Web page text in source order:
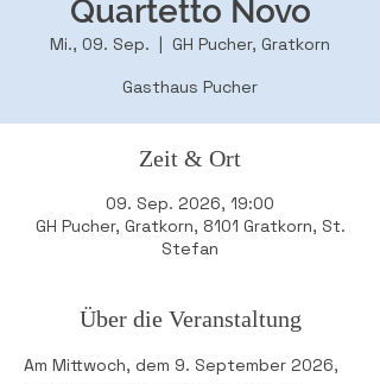
Quartetto Novo
Mi., 09. Sep.
  |
GH Pucher, Gratkorn
Gasthaus Pucher
Zeit & Ort
09. Sep. 2026, 19:00
GH Pucher, Gratkorn, 8101 Gratkorn, St.
Stefan
Über die Veranstaltung
Am Mittwoch, dem 9. September 2026,